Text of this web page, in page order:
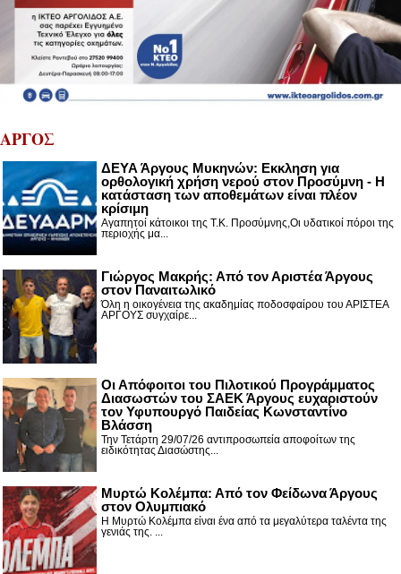
ΑΡΓΟΣ
ΔΕΥΑ Άργους Μυκηνών: Εκκληση για
ορθολογική χρήση νερού στον Προσύμνη - Η
κατάσταση των αποθεμάτων είναι πλέον
κρίσιμη
Αγαπητοί κάτοικοι της Τ.Κ. Προσύμνης,Οι υδατικοί πόροι της
περιοχής μα...
Γιώργος Μακρής: Από τον Αριστέα Άργους
στον Παναιτωλικό
Όλη η οικογένεια της ακαδημίας ποδοσφαίρου του ΑΡΙΣΤΕΑ
ΑΡΓΟΥΣ συγχαίρε...
Οι Απόφοιτοι του Πιλοτικού Προγράμματος
Διασωστών του ΣΑΕΚ Άργους ευχαριστούν
τον Υφυπουργό Παιδείας Κωνσταντίνο
Βλάσση
Την Τετάρτη 29/07/26 αντιπροσωπεία αποφοίτων της
ειδικότητας Διασώστης...
Μυρτώ Κολέμπα: Από τον Φείδωνα Άργους
στον Ολυμπιακό
Η Μυρτώ Κολέμπα είναι ένα από τα μεγαλύτερα ταλέντα της
γενιάς της. ...